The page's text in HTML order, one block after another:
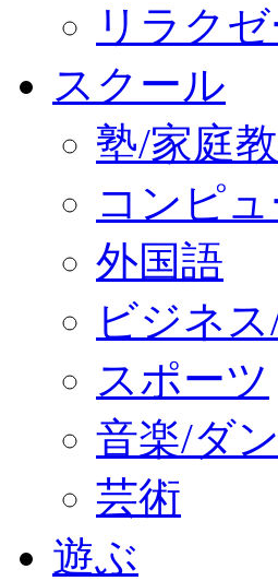
リラク
スクール
塾/家庭
コンピュ
外国語
ビジネ
スポーツ
音楽/ダ
芸術
遊ぶ